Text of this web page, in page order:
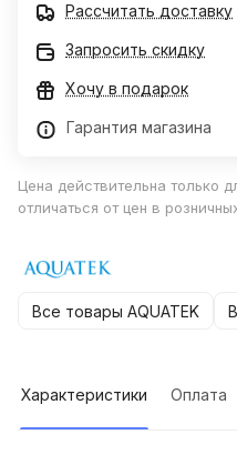
Рассчитать доставку
Запросить скидку
Хочу в подарок
Гарантия магазина
Цена действительна только
отличаться от цен в
Все товары AQUATEK
Характеристики Оплата